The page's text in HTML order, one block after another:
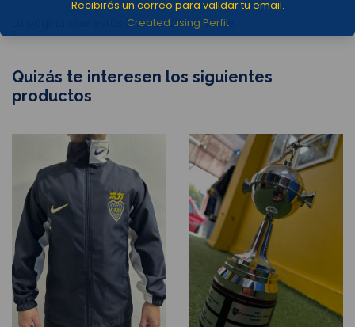
La página que estás buscando no existe.
Quizás te interesen los siguientes
productos
Recibirás un correo para validar tu email.
Created using Perfit